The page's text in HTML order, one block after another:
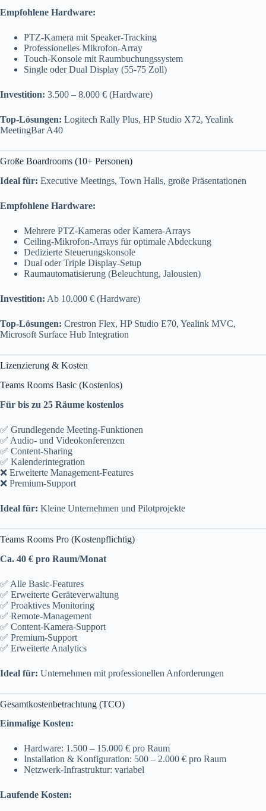
Empfohlene Hardware:
PTZ-Kamera mit Speaker-Tracking
Professionelles Mikrofon-Array
Touch-Konsole mit Raumbuchungssystem
Single oder Dual Display (55-75 Zoll)
Investition: 3.500 – 8.000 € (Hardware)
Top-Lösungen: Logitech Rally Plus, HP Studio X72, Yealink
MeetingBar A40
Große Boardrooms (10+ Personen)
Ideal für: Executive Meetings, Town Halls, große Präsentationen
Empfohlene Hardware:
Mehrere PTZ-Kameras oder Kamera-Arrays
Ceiling-Mikrofon-Arrays für optimale Abdeckung
Dedizierte Steuerungskonsole
Dual oder Triple Display-Setup
Raumautomatisierung (Beleuchtung, Jalousien)
Investition: Ab 10.000 € (Hardware)
Top-Lösungen: Crestron Flex, HP Studio E70, Yealink MVC,
Microsoft Surface Hub Integration
Lizenzierung & Kosten
Teams Rooms Basic (Kostenlos)
Für bis zu 25 Räume kostenlos
✅ Grundlegende Meeting-Funktionen
✅ Audio- und Videokonferenzen
✅ Content-Sharing
✅ Kalenderintegration
❌ Erweiterte Management-Features
❌ Premium-Support
Ideal für: Kleine Unternehmen und Pilotprojekte
Teams Rooms Pro (Kostenpflichtig)
Ca. 40 € pro Raum/Monat
✅ Alle Basic-Features
✅ Erweiterte Geräteverwaltung
✅ Proaktives Monitoring
✅ Remote-Management
✅ Content-Kamera-Support
✅ Premium-Support
✅ Erweiterte Analytics
Ideal für: Unternehmen mit professionellen Anforderungen
Gesamtkostenbetrachtung (TCO)
Einmalige Kosten:
Hardware: 1.500 – 15.000 € pro Raum
Installation & Konfiguration: 500 – 2.000 € pro Raum
Netzwerk-Infrastruktur: variabel
Laufende Kosten: